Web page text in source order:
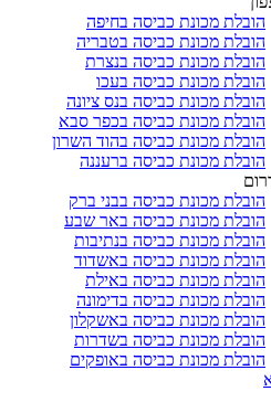
הובלת מכונת כביסה בחיפה
הובלת מכונת כביסה בטבריה
הובלת מכונת כביסה בנצרת
הובלת מכונת כביסה בעכו
הובלת מכונת כביסה בנס ציונה
הובלת מכונת כביסה בכפר סבא
הובלת מכונת כביסה בהוד השרון
הובלת מכונת כביסה ברעננה
הובלת מכונת כביסה בבני ברק
הובלת מכונת כביסה באר שבע
הובלת מכונת כביסה בנתיבות
הובלת מכונת כביסה באשדוד
הובלת מכונת כביסה באילת
הובלת מכונת כביסה בדימונה
הובלת מכונת כביסה באשקלון
הובלת מכונת כביסה בשדרות
הובלת מכונת כביסה באופקים